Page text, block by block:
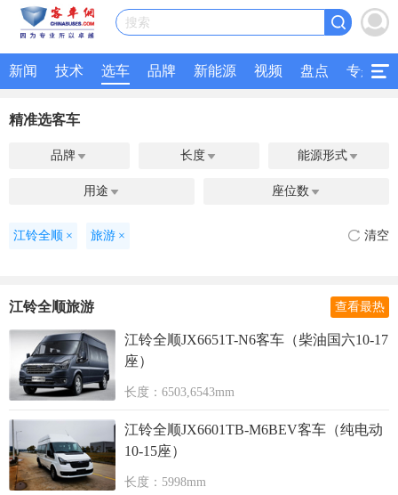
搜索
新闻 技术 选车 品牌 新能源 视频 盘点 专题
精准选客车
品牌  长度  能源形式 
用途  座位数 
江铃全顺 × 旅游 × 清空
江铃全顺旅游 查看最热
江铃全顺JX6651T-N6客车（柴油国六10-17
座）
长度：6503,6543mm
江铃全顺JX6601TB-M6BEV客车（纯电动
10-15座）
长度：5998mm